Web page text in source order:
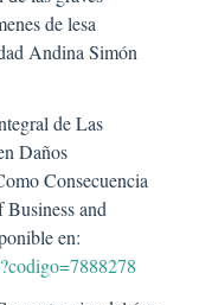
de lesa
Andina Simón
de Las
Daños
Consecuencia
and
en: